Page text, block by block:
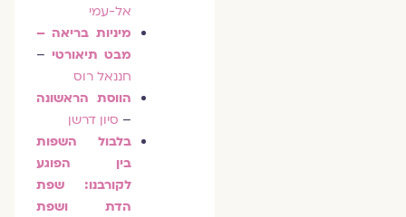
אל-עמי
מיניות בריאה –
מבט תיאורטי–
חננאל רוס
הווסת הראשונה
–סיון דרשן
בלבול השפות
בין הפוגע
לקורבנו: שפת
הדת ושפת